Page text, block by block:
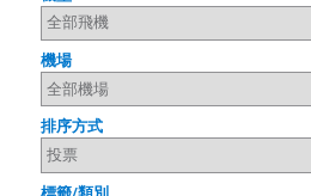
機場
排序方式